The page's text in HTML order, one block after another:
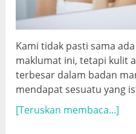
Kami tidak pasti sama
maklumat ini, tetapi kulit
terbesar dalam badan
mendapat sesuatu yang
[Teruskan membaca...]